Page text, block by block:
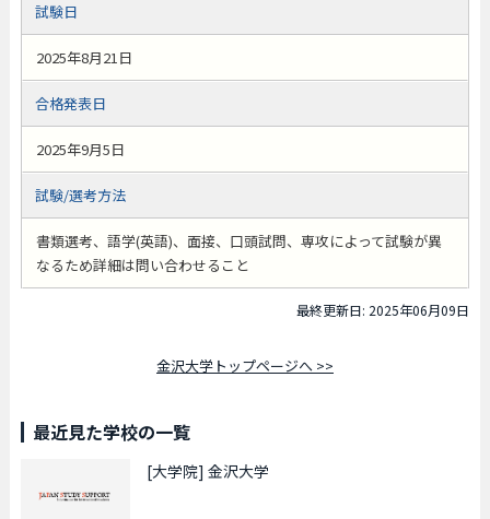
試験日
2025年8月21日
合格発表日
2025年9月5日
試験/選考方法
書類選考、語学(英語)、面接、口頭試問、専攻によって試験が異
なるため詳細は問い合わせること
最終更新日: 2025年06月09日
金沢大学トップページへ >>
最近見た学校の一覧
[大学院] 金沢大学